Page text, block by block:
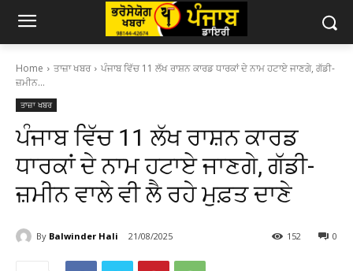
Home ਤਾਜ਼ਾ ਖਬਰ
ਪੰਜਾਬ ਵਿੱਚ 11 ਲੱਖ ਰਾਸ਼ਨ ਕਾਰਡ ਧਾਰਕਾਂ ਦੇ ਨਾਮ ਹਟਾਏ ਜਾਣਗੇ, ਗੱਡੀ-
ਜ਼ਮੀਨ...
ਤਾਜ਼ਾ ਖਬਰ
ਪੰਜਾਬ ਵਿੱਚ 11 ਲੱਖ ਰਾਸ਼ਨ ਕਾਰਡ
ਧਾਰਕਾਂ ਦੇ ਨਾਮ ਹਟਾਏ ਜਾਣਗੇ, ਗੱਡੀ-
ਜ਼ਮੀਨ ਵਾਲੇ ਵੀ ਲੈ ਰਹੇ ਮੁਫ਼ਤ ਦਾਣੇ
By Balwinder Hali 21/08/2025 0
152